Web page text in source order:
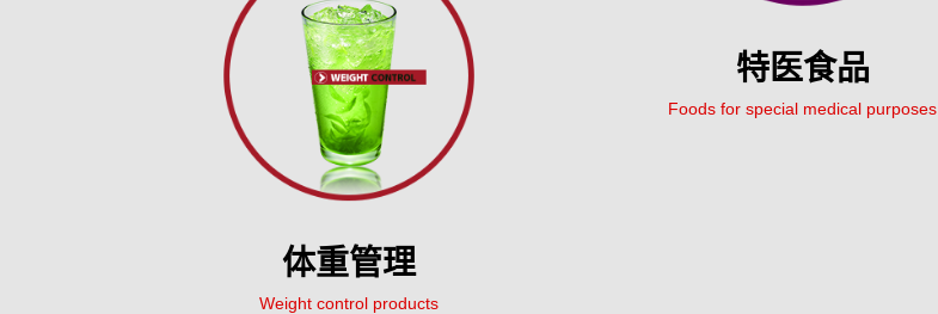
体重管理
Weight control products
特医食品
Foods for special medical purposes